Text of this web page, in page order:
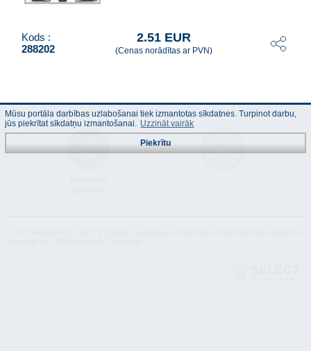
Kods :
288202
2.51 EUR
(Cenas norādītas ar PVN)
Mūsu portāla darbības uzlabošanai tiek izmantotas sīkdatnes. Turpinot darbu,
jūs piekrītat sīkdatņu izmantošanai. Uzzināt vairāk
Piekrītu